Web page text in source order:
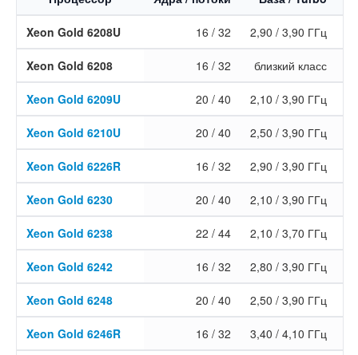
Xeon Gold 6208U 16 / 32 2,90 / 3,90 ГГц
Xeon Gold 6208 16 / 32 близкий класс
Xeon Gold 6209U 20 / 40 2,10 / 3,90 ГГц
Xeon Gold 6210U 20 / 40 2,50 / 3,90 ГГц
Xeon Gold 6226R 16 / 32 2,90 / 3,90 ГГц
Xeon Gold 6230 20 / 40 2,10 / 3,90 ГГц
Xeon Gold 6238 22 / 44 2,10 / 3,70 ГГц
Xeon Gold 6242 16 / 32 2,80 / 3,90 ГГц
Xeon Gold 6248 20 / 40 2,50 / 3,90 ГГц
Xeon Gold 6246R 16 / 32 3,40 / 4,10 ГГц